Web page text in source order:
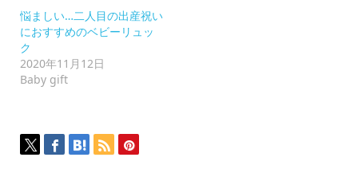
い
(新
し
い
ィ
ン
ド
ま
す)
悩ましい…二人目の出産祝い
におすすめのベビーリュッ
ク
2020年11月12日
Baby gift